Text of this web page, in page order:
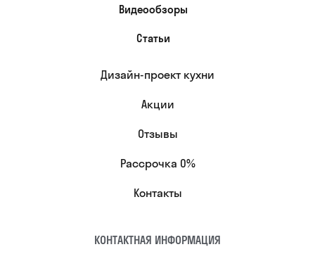
Видеообзоры
Статьи
Дизайн-проект кухни
Акции
Отзывы
Рассрочка 0%
Контакты
КОНТАКТНАЯ ИНФОРМАЦИЯ